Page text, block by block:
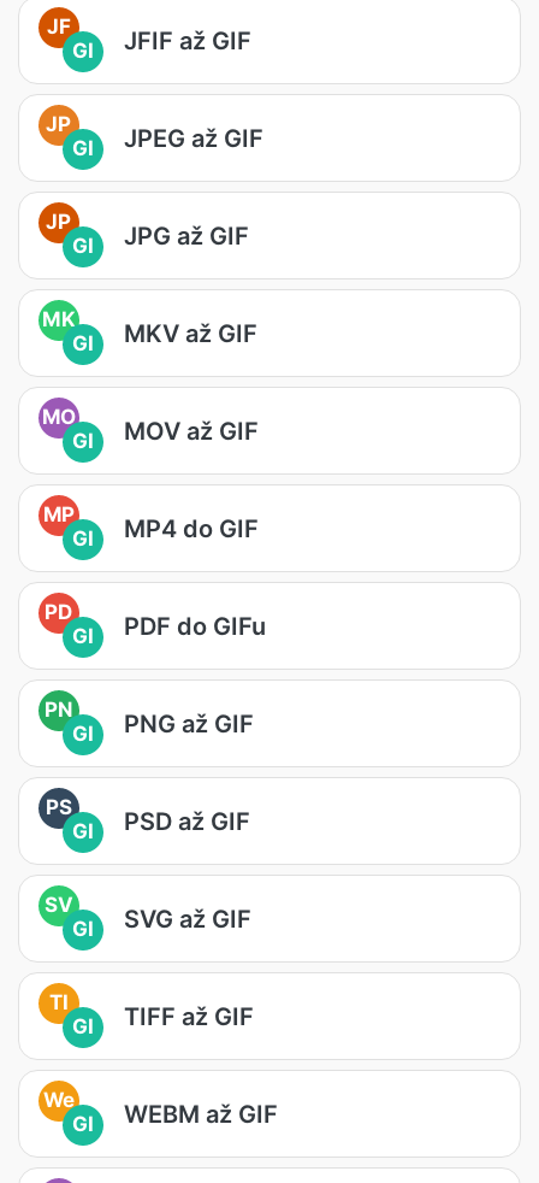
JF
GI
JFIF až GIF
JP
GI
JPEG až GIF
JP
GI
JPG až GIF
MK
GI
MKV až GIF
MO
GI
MOV až GIF
MP
GI
MP4 do GIF
PD
GI
PDF do GIFu
PN
GI
PNG až GIF
PS
GI
PSD až GIF
SV
GI
SVG až GIF
TI
GI
TIFF až GIF
We
GI
WEBM až GIF